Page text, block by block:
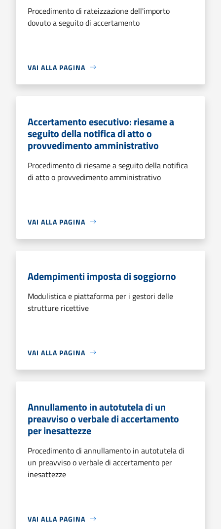
Procedimento di rateizzazione dell'importo
dovuto a seguito di accertamento
VAI ALLA PAGINA
Accertamento esecutivo: riesame a
seguito della notifica di atto o
provvedimento amministrativo
Procedimento di riesame a seguito della notifica
di atto o provvedimento amministrativo
VAI ALLA PAGINA
Adempimenti imposta di soggiorno
Modulistica e piattaforma per i gestori delle
strutture ricettive
VAI ALLA PAGINA
Annullamento in autotutela di un
preavviso o verbale di accertamento
per inesattezze
Procedimento di annullamento in autotutela di
un preavviso o verbale di accertamento per
inesattezze
VAI ALLA PAGINA